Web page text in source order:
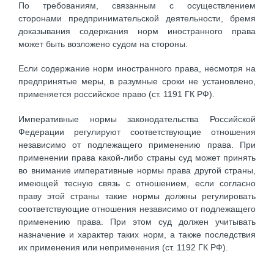
По требованиям, связанным с осуществлением
сторонами предпринимательской деятельности, бремя
доказывания содержания норм иностранного права
может быть возложено судом на стороны.
Если содержание норм иностранного права, несмотря на
предпринятые меры, в разумные сроки не установлено,
применяется российское право (ст. 1191 ГК РФ).
Императивные нормы законодательства Российской
Федерации регулируют соответствующие отношения
независимо от подлежащего применению права. При
применении права какой-либо страны суд может принять
во внимание императивные нормы права другой страны,
имеющей тесную связь с отношением, если согласно
праву этой страны такие нормы должны регулировать
соответствующие отношения независимо от подлежащего
применению права. При этом суд должен учитывать
назначение и характер таких норм, а также последствия
их применения или неприменения (ст. 1192 ГК РФ).